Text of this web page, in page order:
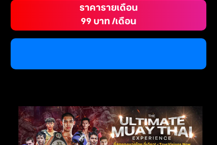
ราคารายเดือน
99 บาท /เดือน